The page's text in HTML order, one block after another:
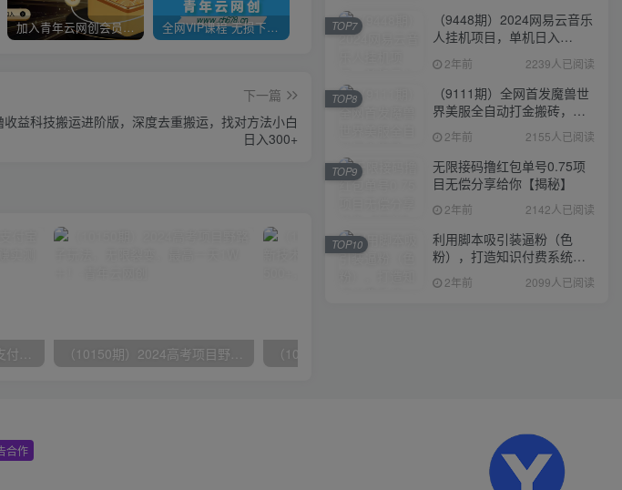
加入青年云网创会员，全站资源免费学习。加入高级合伙人，推广日入1000+ 全网VIP课程 无损下载~ 【站长运营资料】无水印课程资源
下一篇
收益科技搬运进阶版，深度去重搬运，找对方法小白
日入300+
（9448期）2024网易云音乐
人挂机项目，单机日入
150+，无脑月入5000+
2年前 2239人已阅读
TOP7
（9111期）全网首发魔兽世
界美服全自动打金搬砖，日
入1000+，简单好操作，保
姆级教学
2年前 2155人已阅读
TOP8
无限接码撸红包单号0.75项
目无偿分享给你【揭秘】
2年前 2142人已阅读
TOP9
利用脚本吸引装逼粉（色
粉），打造知识付费系统，
附388元美女写真项目
2年前 2099人已阅读
TOP10
合作